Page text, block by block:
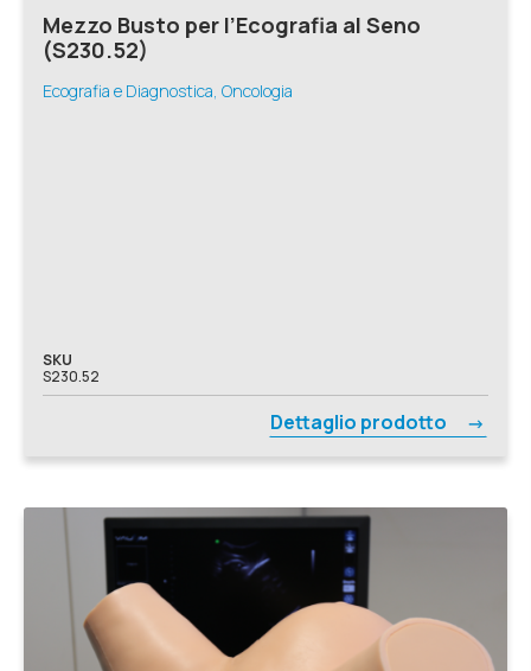
Mezzo Busto per l’Ecografia al Seno
(S230.52)
Ecografia e Diagnostica, Oncologia
SKU
S230.52
Dettaglio prodotto